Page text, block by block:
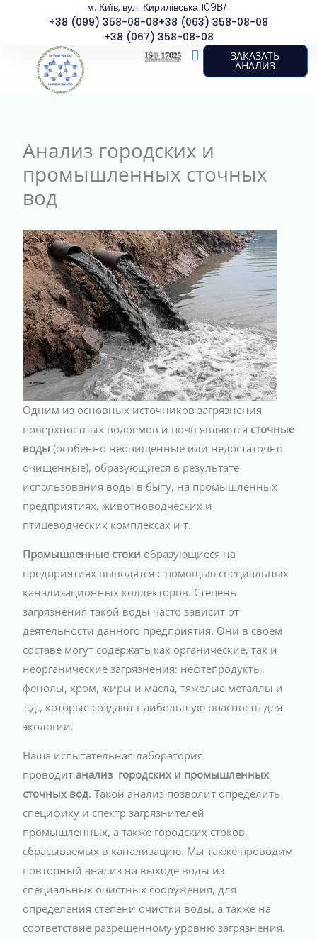
содержимому
м. Київ, вул. Кирилівська 109В/1
+38 (099) 358-08-08+38 (063) 358-08-08
+38 (067) 358-08-08
ЗАКАЗАТЬ
АНАЛИЗ
Анализ городских и
промышленных сточных
вод
Одним из основных источников загрязнения
поверхностных водоемов и почв являются сточные
воды (особенно неочищенные или недостаточно
очищенные), образующиеся в результате
использования воды в быту, на промышленных
предприятиях, животноводческих и
птицеводческих комплексах и т.
Промышленные стоки образующиеся на
предприятиях выводятся с помощью специальных
канализационных коллекторов. Степень
загрязнения такой воды часто зависит от
деятельности данного предприятия. Они в своем
составе могут содержать как органические, так и
неорганические загрязнения: нефтепродукты,
фенолы, хром, жиры и масла, тяжелые металлы и
т.д., которые создают наибольшую опасность для
экологии.
Наша испытательная лаборатория
проводит анализ городских и промышленных
сточных вод. Такой анализ позволит определить
специфику и спектр загрязнителей
промышленных, а также городских стоков,
сбрасываемых в канализацию. Мы также проводим
повторный анализ на выходе воды из
специальных очистных сооружения, для
определения степени очистки воды, а также на
соответствие разрешенному уровню загрязнения.